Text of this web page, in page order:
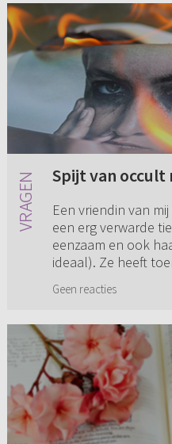
Spijt van
Een vriendin van
een erg verwarde
eenzaam en ook
ideaal). Ze heeft
Geen reacties